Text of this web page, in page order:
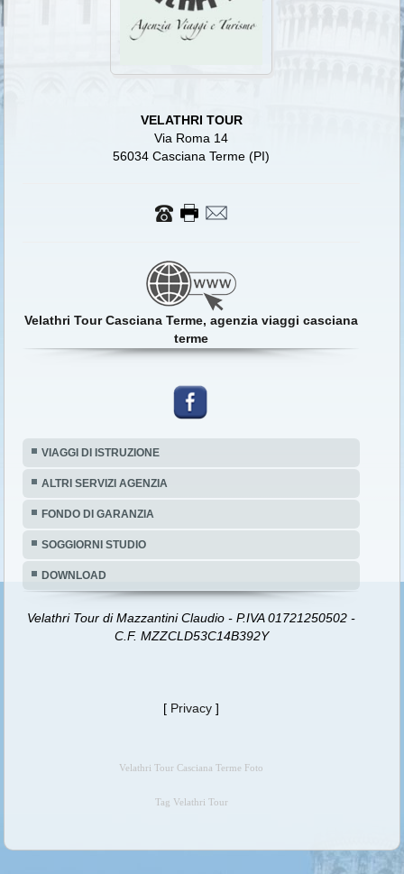
VELATHRI TOUR
Via Roma 14
56034 Casciana Terme (PI)
Velathri Tour Casciana Terme, agenzia viaggi casciana
terme
VIAGGI DI ISTRUZIONE
ALTRI SERVIZI AGENZIA
FONDO DI GARANZIA
SOGGIORNI STUDIO
DOWNLOAD
Velathri Tour di Mazzantini Claudio - P.IVA 01721250502 -
C.F. MZZCLD53C14B392Y
[ Privacy ]
Velathri Tour Casciana Terme Foto
Tag Velathri Tour